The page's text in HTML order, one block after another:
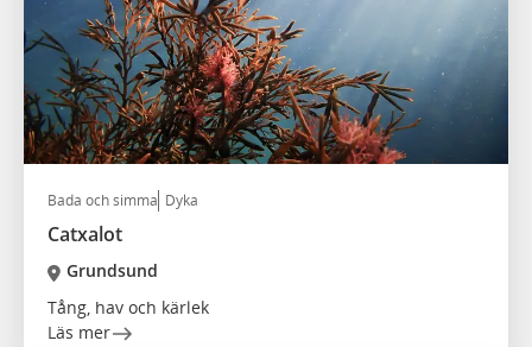
Bada och simma Dyka
Catxalot
Grundsund
Tång, hav och kärlek
Läs mer